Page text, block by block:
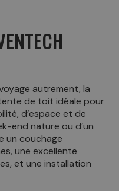
autrement, la
de toit idéale pour
d’espace et de
end nature ou d’un
un couchage
une excellente
et une installation